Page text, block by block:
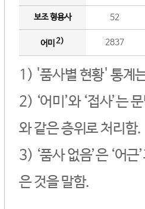
보조 형용사 52
어미 2) 2837
1) '품사별 현황' 통계
2) ‘어미’와 ‘접사’는
와 같은 층위로 처리함.
3) ‘품사 없음’은 ‘어
은 것을 말함.